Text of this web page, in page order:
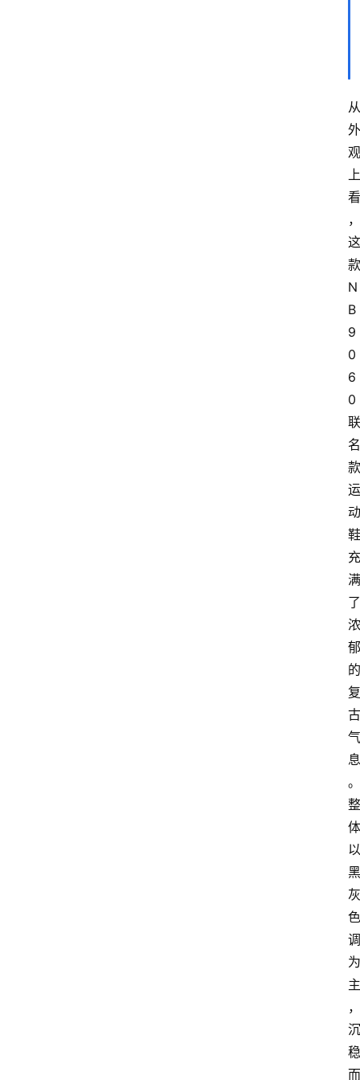
从
外
观
上
看
，
这
款
N
B
9
0
6
0
联
名
款
运
动
鞋
充
满
了
浓
郁
的
复
古
气
息
。
整
体
以
黑
灰
色
调
为
主
，
沉
稳
而